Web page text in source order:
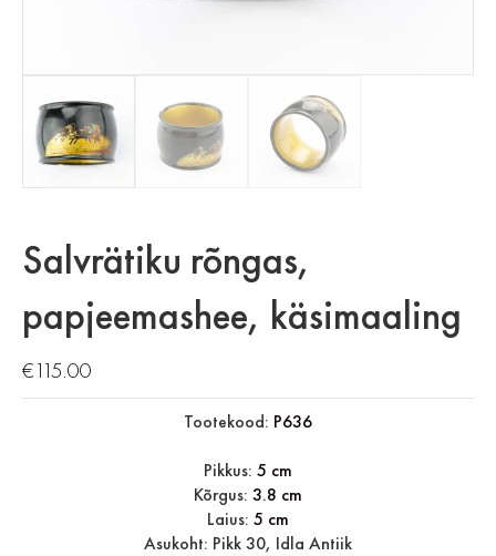
Salvrätiku rõngas,
papjeemashee, käsimaaling
€115.00
Tootekood: P636
Pikkus: 5 cm
Kõrgus: 3.8 cm
Laius: 5 cm
Asukoht: Pikk 30, Idla Antiik